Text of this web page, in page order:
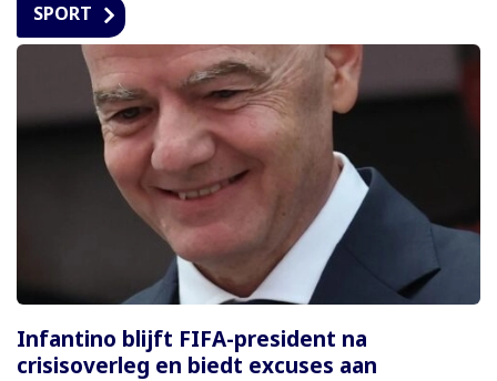
SPORT
Infantino blijft FIFA-president na
crisisoverleg en biedt excuses aan